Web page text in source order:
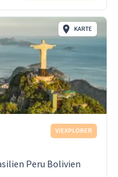
KARTE
VIEXPLORER
Peru Bolivien